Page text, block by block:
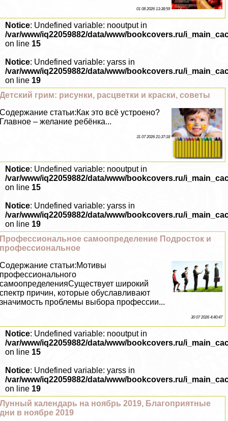
01 08 2026 13:38:59
Notice: Undefined variable: nooutput in
/var/www/iq22059882/data/www/bookcovers.ru/
on line 15
Notice: Undefined variable: yarss in
/var/www/iq22059882/data/www/bookcovers.ru/
on line 19
Детский грим: рисунки, расцветки и краски, советы
Содержание статьи:Как это всё устроено?
Главное – желание ребёнка...
31 07 2026 21:37:18
Notice: Undefined variable: nooutput in
/var/www/iq22059882/data/www/bookcovers.ru/
on line 15
Notice: Undefined variable: yarss in
/var/www/iq22059882/data/www/bookcovers.ru/
on line 19
Профессиональное самоопределение Подросток и
профессиональное
Содержание статьи:Мотивы
профессионального
самоопределенияСуществует широкий
спектр причин, которые обуславливают
значимость проблемы выбора профессии...
30 07 2026 4:40:47
Notice: Undefined variable: nooutput in
/var/www/iq22059882/data/www/bookcovers.ru/
on line 15
Notice: Undefined variable: yarss in
/var/www/iq22059882/data/www/bookcovers.ru/
on line 19
Лунный календарь на ноябрь 2019, Благоприятные
дни в ноябре 2019